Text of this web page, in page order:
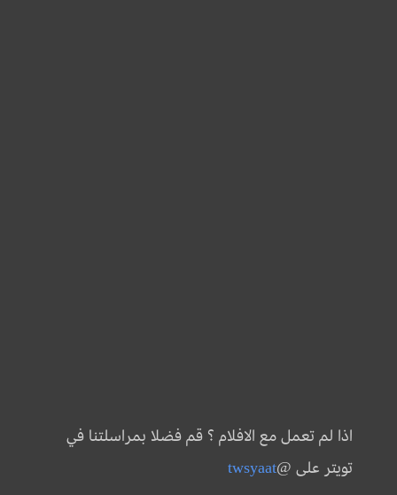
اذا لم تعمل مع الافلام ؟ قم فضلا بمراسلتنا في
تويتر على @twsyaat